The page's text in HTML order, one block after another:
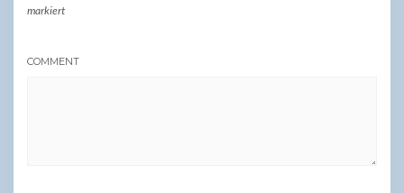
markiert
COMMENT